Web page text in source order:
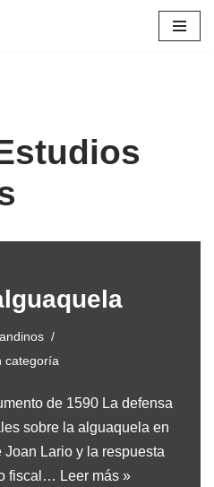
categoría
de 1590 La defensa
sobre la alguaquela en
Lario y la respuesta
fiscal… Leer más »